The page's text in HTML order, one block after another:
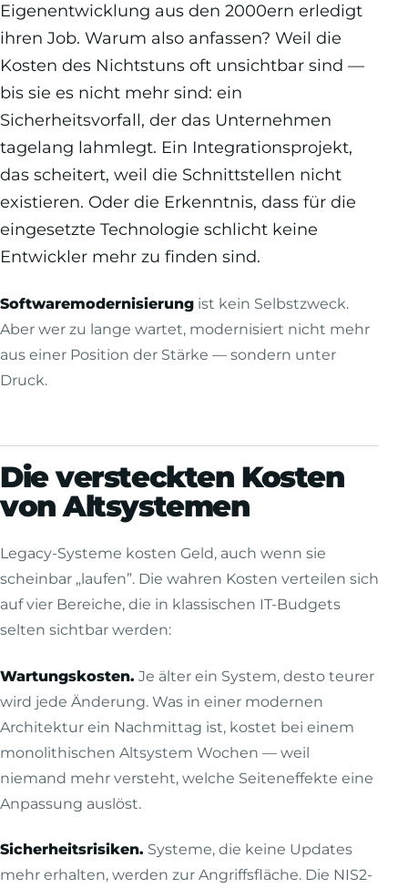
Eigenentwicklung aus den 2000ern erledigt
ihren Job. Warum also anfassen? Weil die
Kosten des Nichtstuns oft unsichtbar sind —
bis sie es nicht mehr sind: ein
Sicherheitsvorfall, der das Unternehmen
tagelang lahmlegt. Ein Integrationsprojekt,
das scheitert, weil die Schnittstellen nicht
existieren. Oder die Erkenntnis, dass für die
eingesetzte Technologie schlicht keine
Entwickler mehr zu finden sind.
Softwaremodernisierung ist kein Selbstzweck.
Aber wer zu lange wartet, modernisiert nicht mehr
aus einer Position der Stärke — sondern unter
Druck.
Die versteckten Kosten
von Altsystemen
Legacy-Systeme kosten Geld, auch wenn sie
scheinbar „laufen”. Die wahren Kosten verteilen sich
auf vier Bereiche, die in klassischen IT-Budgets
selten sichtbar werden:
Wartungskosten. Je älter ein System, desto teurer
wird jede Änderung. Was in einer modernen
Architektur ein Nachmittag ist, kostet bei einem
monolithischen Altsystem Wochen — weil
niemand mehr versteht, welche Seiteneffekte eine
Anpassung auslöst.
Sicherheitsrisiken. Systeme, die keine Updates
mehr erhalten, werden zur Angriffsfläche. Die NIS2-